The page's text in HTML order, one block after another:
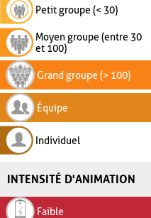
Petit groupe (< 30)
Moyen groupe (entre 30
et 100)
Grand groupe (> 100)
Équipe
Individuel
INTENSITÉ D'ANIMATION
Faible